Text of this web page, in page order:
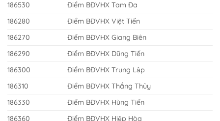
186530
Điểm BĐVHX Tam Đa
186280
Điểm BĐVHX Việt Tiến
186270
Điểm BĐVHX Giang Biên
186290
Điểm BĐVHX Dũng Tiến
186300
Điểm BĐVHX Trung Lập
186310
Điểm BĐVHX Thắng Thủy
186330
Điểm BĐVHX Hùng Tiến
186360
Điểm BĐVHX Hiệp Hòa